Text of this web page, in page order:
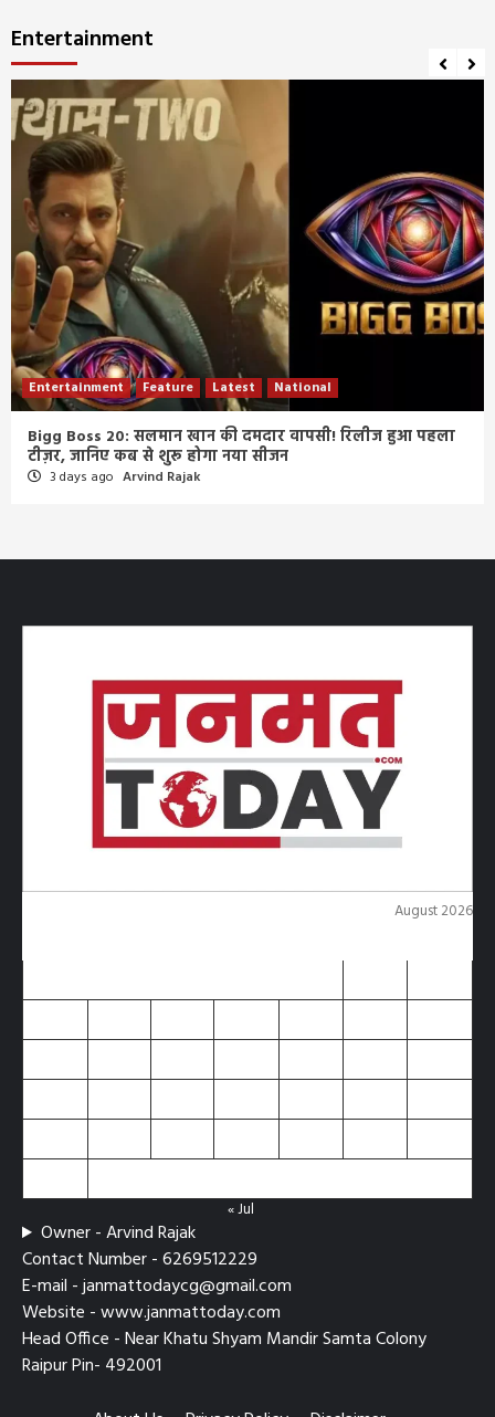
Entertainment
Entertainment Feature Latest National
Bigg Boss 20: सलमान खान की दमदार वापसी! रिलीज हुआ पहला
टीज़र, जानिए कब से शुरू होगा नया सीजन
3 days ago Arvind Rajak
August 2026
« Jul
Owner - Arvind Rajak
Contact Number - 6269512229
E-mail - janmattodaycg@gmail.com
Website - www.janmattoday.com
Head Office - Near Khatu Shyam Mandir Samta Colony
Raipur Pin- 492001